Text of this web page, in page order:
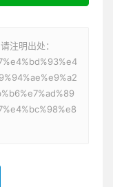
注明出处：